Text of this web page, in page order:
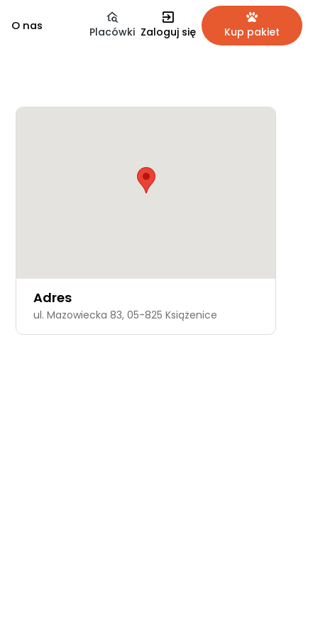
O nas Placówki Zaloguj się Kup pakiet
Adres
ul. Mazowiecka 83, 05-825 Książenice